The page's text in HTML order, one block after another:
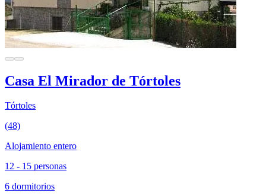
Casa El Mirador de Tórtoles
Tórtoles
(48)
Alojamiento entero
12 - 15 personas
6 dormitorios